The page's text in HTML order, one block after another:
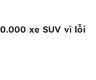
xe SUV vì lỗi